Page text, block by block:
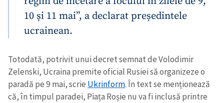
10 și 11 mai”, a declarat președintele
ucrainean.
Totodată, potrivit unui decret semnat de Volodimir
Zelenski, Ucraina premite oficial Rusiei să organizeze o
paradă pe 9 mai, scrie Ukrinform. În text se menționează
că, în timpul paradei, Piața Roșie nu va fi inclusă printre